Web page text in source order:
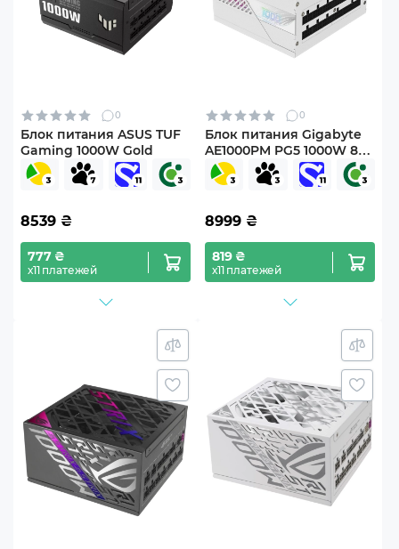
0
Блок питания ASUS TUF
Gaming 1000W Gold
8539 ₴
777 ₴
х11 платежей
0
Блок питания Gigabyte
AE1000PM PG5 1000W 80+
Platinum Modular PCIe
5.0 (GP-AE1000PM PG5
8999 ₴
819 ₴
х11 платежей